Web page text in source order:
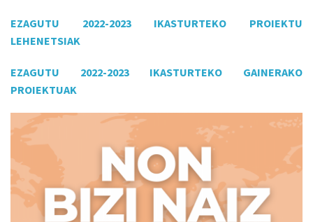
EZAGUTU 2022-2023 IKASTURTEKO PROIEKTU
LEHENETSIAK
EZAGUTU 2022-2023 IKASTURTEKO GAINERAKO
PROIEKTUAK